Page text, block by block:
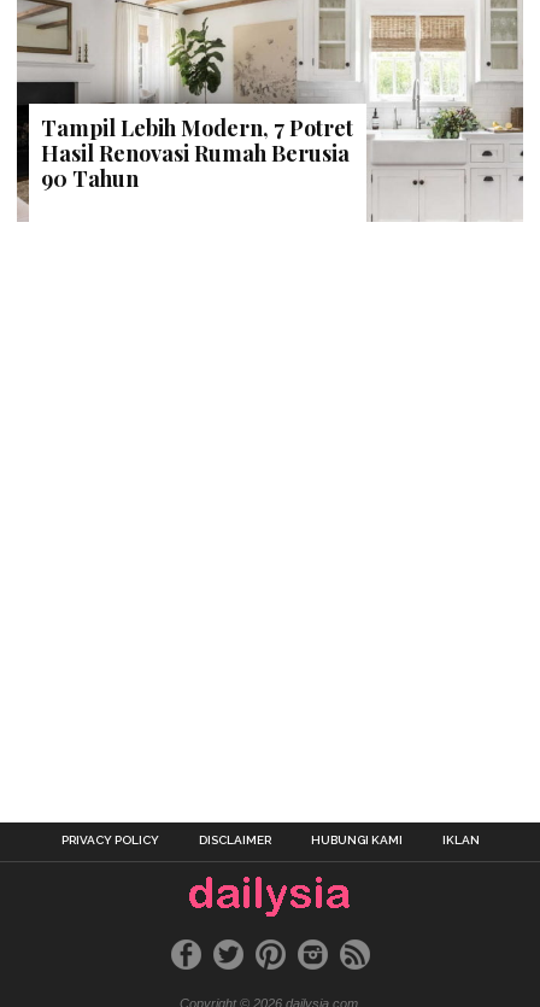
Tampil Lebih Modern, 7 Potret
Hasil Renovasi Rumah Berusia
90 Tahun
PRIVACY POLICY DISCLAIMER HUBUNGI KAMI IKLAN
Copyright © 2026 dailysia.com.